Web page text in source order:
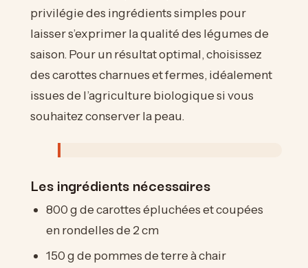
privilégie des ingrédients simples pour
laisser s’exprimer la qualité des légumes de
saison. Pour un résultat optimal, choisissez
des carottes charnues et fermes, idéalement
issues de l’agriculture biologique si vous
souhaitez conserver la peau.
Les ingrédients nécessaires
800 g de carottes épluchées et coupées
en rondelles de 2 cm
150 g de pommes de terre à chair